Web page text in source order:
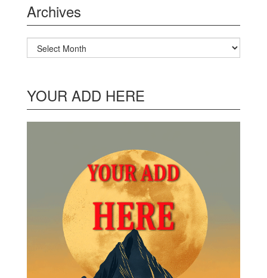
Archives
Archives
YOUR ADD HERE